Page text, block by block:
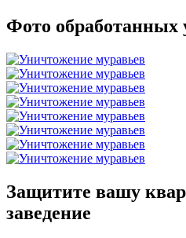
Фото обработанных
Защитите вашу
заведение